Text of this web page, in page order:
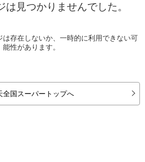
は見つかりませんでした。
存在しないか、一時的に利用できない可
能性があります。
全国スーパートップへ